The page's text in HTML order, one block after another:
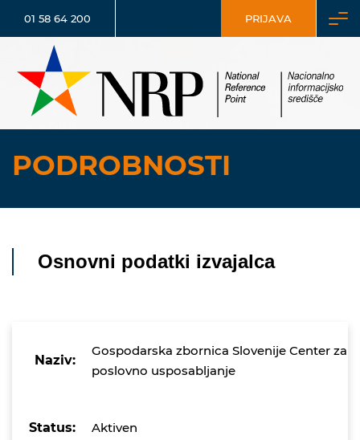
01 58 64 200 PRIJAVA
PODROBNOSTI
Osnovni podatki izvajalca
Naziv:
Gospodarska zbornica Slovenije Center za
poslovno usposabljanje
Status: Aktiven